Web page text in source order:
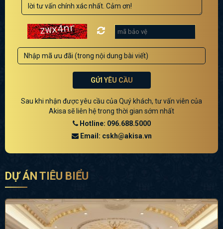
GỬI YÊU CẦU
Sau khi nhận được yêu cầu của Quý khách, tư vấn viên của
Akisa sẽ liên hệ trong thời gian sớm nhất
Hotline: 096.688.5000
Email: cskh@akisa.vn
DỰ ÁN TIÊU BIỂU